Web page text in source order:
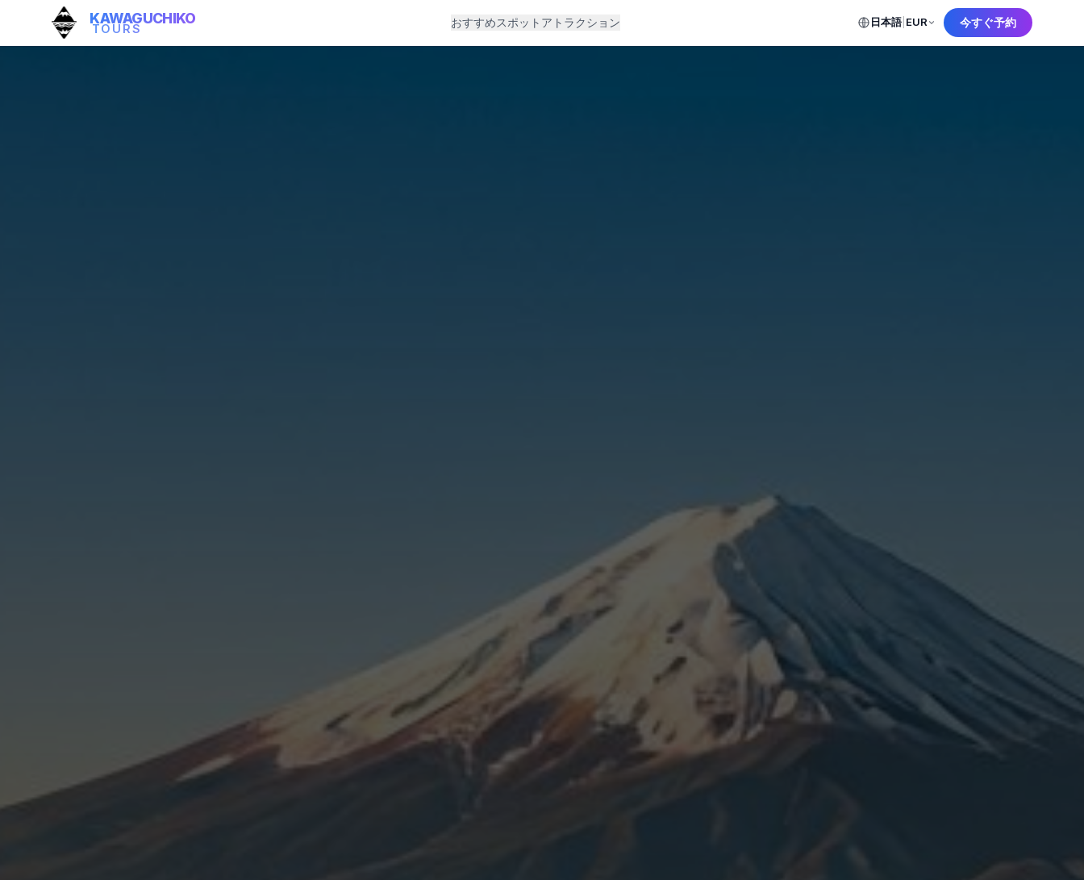
KAWAGUCHIKO
TOURS おすすめスポット アトラクション 日本語| EUR 今すぐ予約